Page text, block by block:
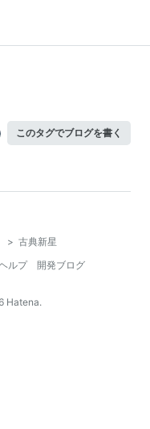
このタグでブログを書く
> 古典新星
ルプ
開発ブログ
Hatena.